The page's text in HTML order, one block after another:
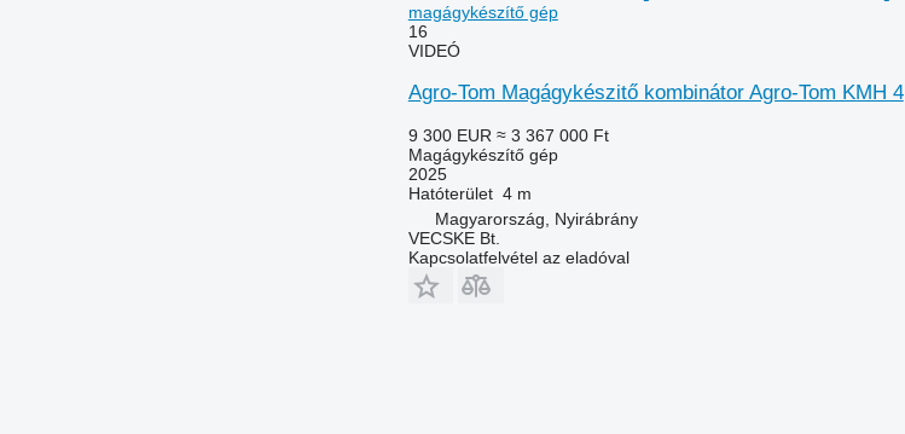
magágykészítő gép
16
VIDEÓ
Agro-Tom Magágykészitő kombinátor Agro-Tom KMH 4
9 300 EUR ≈ 3 367 000 Ft
Magágykészítő gép
2025
Hatóterület 4 m
Magyarország, Nyirábrány
VECSKE Bt.
Kapcsolatfelvétel az eladóval